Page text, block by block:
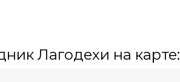
Лагодехи на карте: